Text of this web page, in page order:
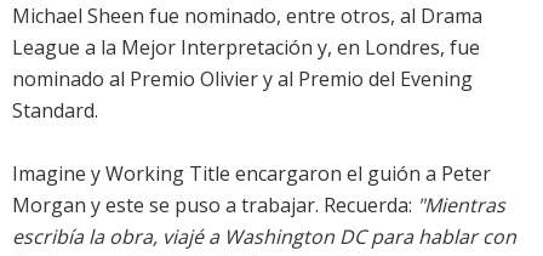
Michael Sheen fue nominado, entre otros, al Drama
League a la Mejor Interpretación y, en Londres, fue
nominado al Premio Olivier y al Premio del Evening
Standard.
Imagine y Working Title encargaron el guión a Peter
Morgan y este se puso a trabajar. Recuerda: "Mientras
escribía la obra, viajé a Washington DC para hablar con